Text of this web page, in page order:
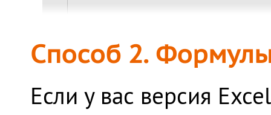
Способ 2.
Если у вас версия